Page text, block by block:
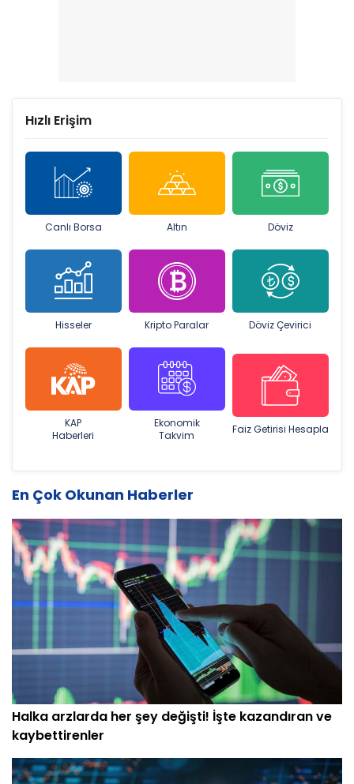
Hızlı Erişim
Canlı Borsa Altın Döviz
Hisseler Kripto Paralar Döviz Çevirici
KAP
Haberleri
Ekonomik
Takvim
Faiz Getirisi Hesapla
En Çok Okunan Haberler
Halka arzlarda her şey değişti! İşte kazandıran ve
kaybettirenler